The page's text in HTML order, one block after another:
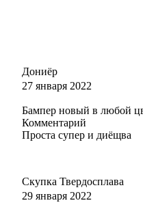
372 - КРИПТОН
372 - КРИПТОН
Дониёр
27 января 2022
Бампер новый в любой
Комментарий
Проста супер и диёщва
Скупка Твердосплава
29 января 2022